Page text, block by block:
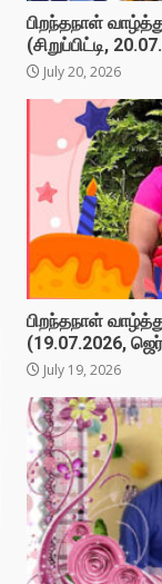
பிறந்தநாள்
(சிறுப்பிட்டி,
July 20, 2026
பிறந்தநாள்
(19.07.2026,
July 19, 2026